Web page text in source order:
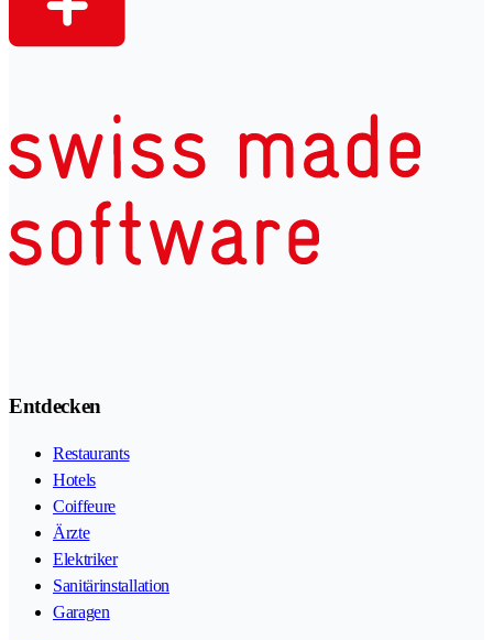
Entdecken
Restaurants
Hotels
Coiffeure
Ärzte
Elektriker
Sanitärinstallation
Garagen